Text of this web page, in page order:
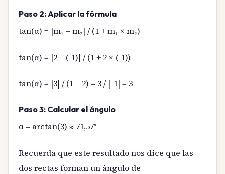
Paso 2: Aplicar la fórmula
tan(α) = |m₁ – m₂| / (1 + m₁ × m₂)
tan(α) = |2 – (-1)| / (1 + 2 × (-1))
tan(α) = |3| / (1 – 2) = 3 / |-1| = 3
Paso 3: Calcular el ángulo
α = arctan(3) ≈ 71,57°
Recuerda que este resultado nos dice que las
dos rectas forman un ángulo de